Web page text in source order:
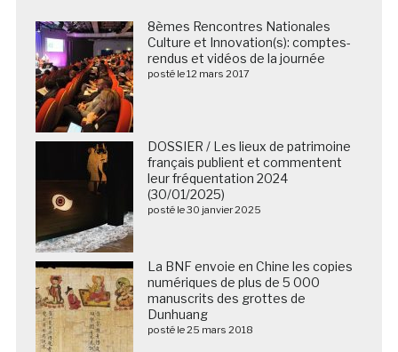
8èmes Rencontres Nationales
Culture et Innovation(s): comptes-
rendus et vidéos de la journée
posté le 12 mars 2017
DOSSIER / Les lieux de patrimoine
français publient et commentent
leur fréquentation 2024
(30/01/2025)
posté le 30 janvier 2025
La BNF envoie en Chine les copies
numériques de plus de 5 000
manuscrits des grottes de
Dunhuang
posté le 25 mars 2018